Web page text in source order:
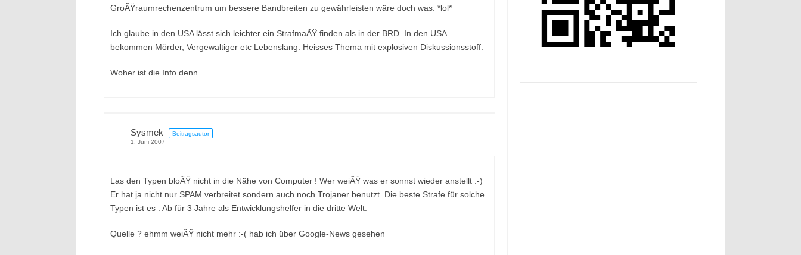
GroÃŸraumrechenzentrum um bessere Bandbreiten zu gewährleisten wäre doch was. *lol*
Ich glaube in den USA lässt sich leichter ein StrafmaÃŸ finden als in der BRD. In den USA
bekommen Mörder, Vergewaltiger etc Lebenslang. Heisses Thema mit explosiven Diskussionsstoff.
Woher ist die Info denn…
Sysmek
Beitragsautor
1. Juni 2007
Las den Typen bloÃŸ nicht in die Nähe von Computer ! Wer weiÃŸ was er sonnst wieder anstellt :-)
Er hat ja nicht nur SPAM verbreitet sondern auch noch Trojaner benutzt. Die beste Strafe für solche
Typen ist es : Ab für 3 Jahre als Entwicklungshelfer in die dritte Welt.
Quelle ? ehmm weiÃŸ nicht mehr :-( hab ich über Google-News gesehen